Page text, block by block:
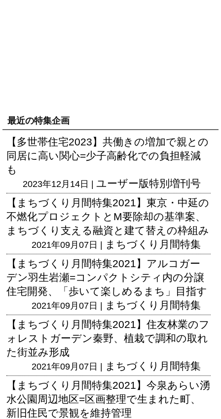
最近の特集企画
【多世帯住宅2023】共働きの増加で親との
同居に高い関心=少子高齢化での負担軽減
も
2023年12月14日 | ユーザー版特別増刊号
【まちづくり月間特集2021】東京・中延の
不燃化プロジェクトとM要除却の基準案、
まちづくり支える融資と建て替えの枠組み
2021年09月07日 | まちづくり月間特集
【まちづくり月間特集2021】アルコガー
デン羽生岩瀬=コンパクトシティ内の分譲
住宅開発、「歩いて楽しめるまち」目指す
2021年09月07日 | まちづくり月間特集
【まちづくり月間特集2021】住友林業のフ
ォレストガーデン秦野、植栽で調和の取れ
た街並み形成
2021年09月07日 | まちづくり月間特集
【まちづくり月間特集2021】今泉あらい湧
水公園周辺地区=区画整理で生まれた町、
新旧住民で景観を維持管理